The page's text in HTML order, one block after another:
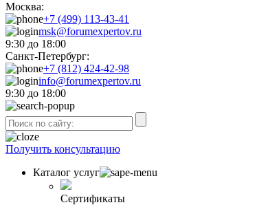
Москва:
+7 (499) 113-43-41
msk@forumexpertov.ru
9:30 до 18:00
Санкт-Петербург:
+7 (812) 424-42-98
info@forumexpertov.ru
9:30 до 18:00
Получить консультацию
Каталог услуг
Сертификаты